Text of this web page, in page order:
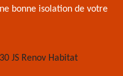
bonne isolation de votre